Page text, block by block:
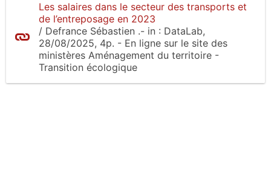
Les salaires dans le secteur des transports et
de l’entreposage en 2023
/ Defrance Sébastien .- in : DataLab,
28/08/2025, 4p. - En ligne sur le site des
ministères Aménagement du territoire -
Transition écologique